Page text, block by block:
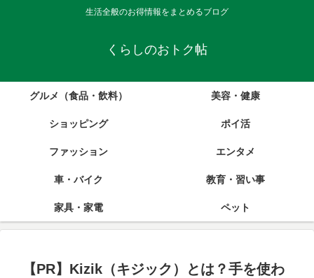
生活全般のお得情報をまとめるブログ
くらしのおトク帖
グルメ（食品・飲料） 美容・健康
ショッピング ポイ活
ファッション エンタメ
車・バイク 教育・習い事
家具・家電 ペット
【PR】Kizik（キジック）とは？手を使わ